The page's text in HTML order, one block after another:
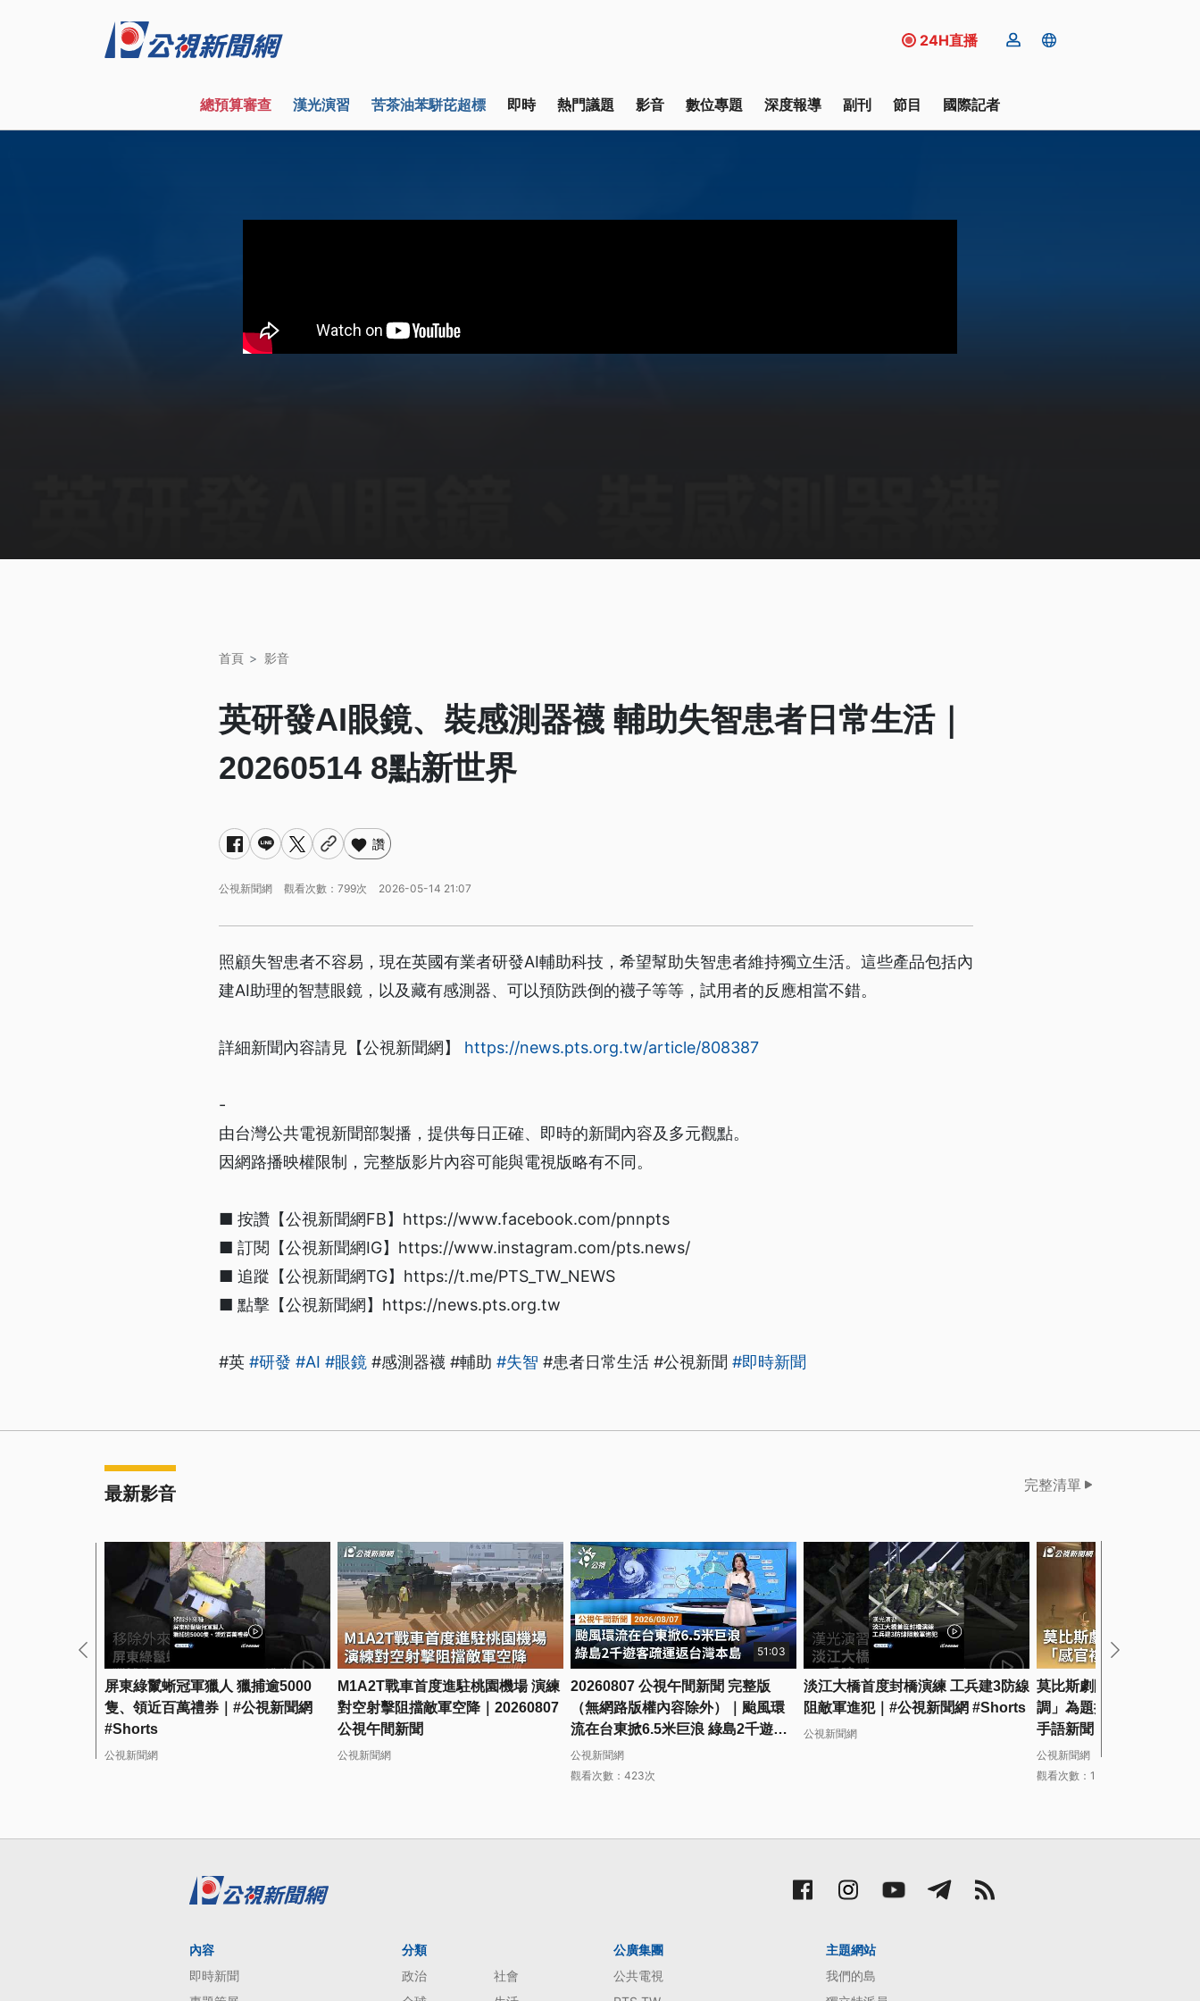
24H直播
總預算審查 漢光演習 苦茶油苯駢芘超標 即時 熱門議題 影音 數位專題 深度報導 副刊 節目 國際記者
首頁 影音
英研發AI眼鏡、裝感測器襪 輔助失智患者日常生活｜
20260514 8點新世界
讚
公視新聞網 觀看次數：799次 2026-05-14 21:07
照顧失智患者不容易，現在英國有業者研發AI輔助科技，希望幫助失智患者維持獨立生活。這些產品包括內
建AI助理的智慧眼鏡，以及藏有感測器、可以預防跌倒的襪子等等，試用者的反應相當不錯。
詳細新聞內容請見【公視新聞網】 https://news.pts.org.tw/article/808387
-
由台灣公共電視新聞部製播，提供每日正確、即時的新聞內容及多元觀點。
因網路播映權限制，完整版影片內容可能與電視版略有不同。
■ 按讚【公視新聞網FB】https://www.facebook.com/pnnpts
■ 訂閱【公視新聞網IG】https://www.instagram.com/pts.news/
■ 追蹤【公視新聞網TG】https://t.me/PTS_TW_NEWS
■ 點擊【公視新聞網】https://news.pts.org.tw
#英 #研發 #AI #眼鏡 #感測器襪 #輔助 #失智 #患者日常生活 #公視新聞 #即時新聞
最新影音 完整清單
屏東綠鬣蜥冠軍獵人 獵捕逾5000
隻、領近百萬禮券｜#公視新聞網
#Shorts
公視新聞網
M1A2T戰車首度進駐桃園機場 演練
對空射擊阻擋敵軍空降｜20260807
公視午間新聞
公視新聞網
51:03
20260807 公視午間新聞 完整版
（無網路版權內容除外）｜颱風環
流在台東掀6.5米巨浪 綠島2千遊客
疏運返台灣本島
公視新聞網
觀看次數：423次
淡江大橋首度封橋演練 工兵建3防線
阻敵軍進犯｜#公視新聞網 #Shorts
公視新聞網
莫比斯劇團推共融劇場
調」為題推兩作品｜
手語新聞
公視新聞網
觀看次數：12次
內容
即時新聞
分類
政治
社會
公廣集團
公共電視
主題網站
我們的島